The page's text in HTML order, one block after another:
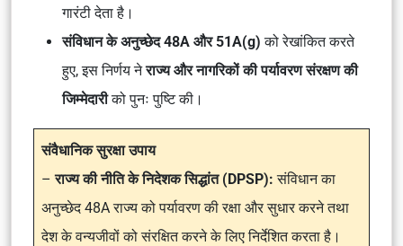
गारंटी देता है।
संविधान के अनुच्छेद 48A और 51A(g) को रेखांकित करते
हुए, इस निर्णय नेराज्य और नागरिकों की पर्यावरण संरक्षण की
जिम्मेदारीको पुनः पुष्टि की।
संवैधानिक सुरक्षा उपाय
–राज्य की नीति के निदेशक सिद्धांत (DPSP): संविधान का
अनुच्छेद 48A राज्य को पर्यावरण की रक्षा और सुधार करने तथा
देश के वन्यजीवों को संरक्षित करने के लिए निर्देशित करता है।